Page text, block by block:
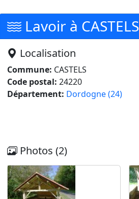
Lavoir à CASTELS
Localisation
Commune: CASTELS
Code postal: 24220
Département: Dordogne (24)
Photos (2)